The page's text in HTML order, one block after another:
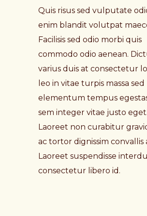
Quis risus sed vulputate
enim blandit volutpat
Facilisis sed odio morbi quis
commodo odio aenean.
varius duis at consectetur
leo in vitae turpis massa sed
elementum tempus
sem integer vitae justo eget.
Laoreet non curabitur
ac tortor dignissim convallis
Laoreet suspendisse
consectetur libero id.